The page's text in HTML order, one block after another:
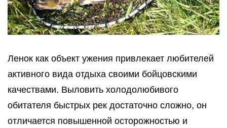
Ленок как объект ужения привлекает любителей
активного вида отдыха своими бойцовскими
качествами. Выловить холодолюбивого
обитателя быстрых рек достаточно сложно, он
отличается повышенной осторожностью и